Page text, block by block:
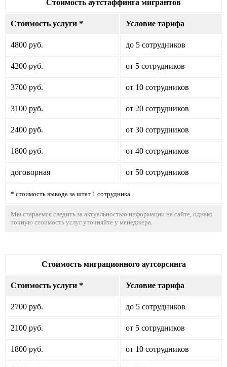
Стоимость аутстаффинга мигрантов
Стоимость услуги * Условие тарифа
4800 руб. до 5 сотрудников
4200 руб. от 5 сотрудников
3700 руб. от 10 сотрудников
3100 руб. от 20 сотрудников
2400 руб. от 30 сотрудников
1800 руб. от 40 сотрудников
договорная от 50 сотрудников
* стоимость вывода за штат 1 сотрудника
Мы стараемся следить за актуальностью информации на сайте, однако
точную стоимость услуг уточняйте у менеджера.
Стоимость миграционного аутсорсинга
Стоимость услуги * Условие тарифа
2700 руб. до 5 сотрудников
2100 руб. от 5 сотрудников
1800 руб. от 10 сотрудников